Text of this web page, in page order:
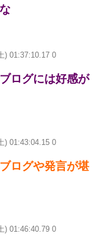
) 01:37:10.17 0
ログには好感が
) 01:43:04.15 0
ログや発言が堪
) 01:46:40.79 0